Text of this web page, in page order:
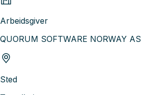
Arbeidsgiver
QUORUM SOFTWARE NORWAY AS
Sted